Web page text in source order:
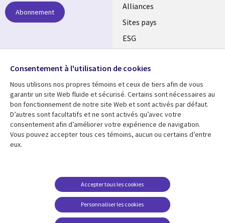
Alliances
Sites pays
ESG
Fusions
Salle de presse
Ressources
Articles
Études de cas
Baladodiffusions
Support
Restrictions et
conditions juridiques
Carrières FAQ
Abonnement
Suivez-nous
Social
Media
Global
FR
Consentement à l'utilisation de cookies
Nous utilisons nos propres témoins et ceux de tiers afin de vous
garantir un site Web fluide et sécurisé. Certains sont nécessaires au
bon fonctionnement de notre site Web et sont activés par défaut.
D’autres sont facultatifs et ne sont activés qu’avec votre
consentement afin d’améliorer votre expérience de navigation.
Vous pouvez accepter tous ces témoins, aucun ou certains d’entre
eux.
Personnaliser les cookies
Accepter tous les cookies